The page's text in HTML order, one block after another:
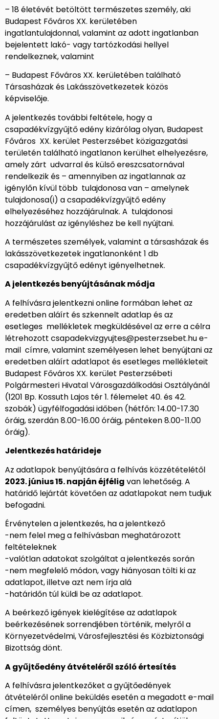
– 18 életévét betöltött természetes személy, aki
Budapest Főváros XX. kerületében
ingatlantulajdonnal, valamint az adott ingatlanban
bejelentett lakó- vagy tartózkodási hellyel
rendelkeznek, valamint
– Budapest Főváros XX. kerületében található
Társasházak és Lakásszövetkezetek közös
képviselője.
A jelentkezés további feltétele, hogy a
csapadékvízgyűjtő edény kizárólag olyan, Budapest
Főváros XX. kerület Pesterzsébet közigazgatási
területén található ingatlanon kerülhet elhelyezésre,
amely zárt udvarral és külső ereszcsatornával
rendelkezik és – amennyiben az ingatlannak az
igénylőn kívül több tulajdonosa van – amelynek
tulajdonosa(i) a csapadékvízgyűjtő edény
elhelyezéséhez hozzájárulnak. A tulajdonosi
hozzájárulást az igényléshez be kell nyújtani.
A természetes személyek, valamint a társasházak és
lakásszövetkezetek ingatlanonként 1 db
csapadékvízgyűjtő edényt igényelhetnek.
A jelentkezés benyújtásának módja
A felhívásra jelentkezni online formában lehet az
eredetben aláírt és szkennelt adatlap és az
esetleges mellékletek megküldésével az erre a célra
létrehozott csapadekvizgyujtes@pesterzsebet.hu e-
mail címre, valamint személyesen lehet benyújtani az
eredetben aláírt adatlapot és esetleges mellékleteit
Budapest Főváros XX. kerület Pesterzsébeti
Polgármesteri Hivatal Városgazdálkodási Osztályánál
(1201 Bp. Kossuth Lajos tér 1. félemelet 40. és 42.
szobák) ügyfélfogadási időben (hétfőn: 14.00-17.30
óráig, szerdán 8.00-16.00 óráig, pénteken 8.00-11.00
óráig).
Jelentkezés határideje
Az adatlapok benyújtására a felhívás közzétételétől
2023. június 15. napján éjfélig van lehetőség. A
határidő lejártát követően az adatlapokat nem tudjuk
befogadni.
Érvénytelen a jelentkezés, ha a jelentkező
-nem felel meg a felhívásban meghatározott
feltételeknek
-valótlan adatokat szolgáltat a jelentkezés során
-nem megfelelő módon, vagy hiányosan tölti ki az
adatlapot, illetve azt nem írja alá
-határidőn túl küldi be az adatlapot.
A beérkező igények kielégítése az adatlapok
beérkezésének sorrendjében történik, melyről a
Környezetvédelmi, Városfejlesztési és Közbiztonsági
Bizottság dönt.
A gyűjtőedény átvételéről szóló értesítés
A felhívásra jelentkezőket a gyűjtőedények
átvételéről online beküldés esetén a megadott e-mail
címen, személyes benyújtás esetén az adatlapon